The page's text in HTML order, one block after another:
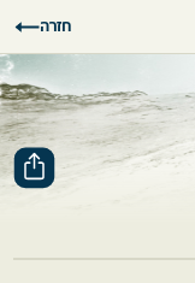
חזרה